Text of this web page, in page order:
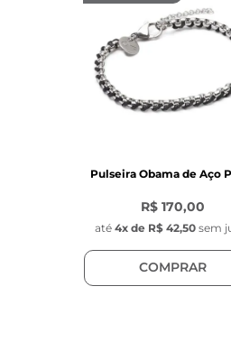
Pulseira Obama de Aço
R$ 170,00
até 4x de R$ 42,50 sem
COMPRAR